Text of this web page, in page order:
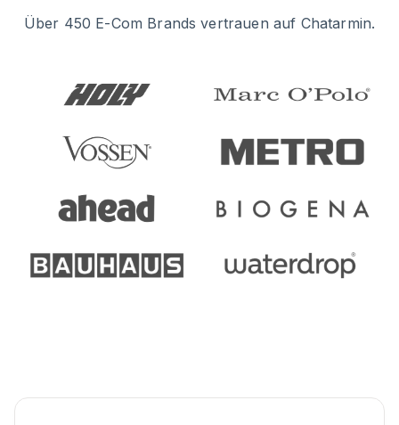
Über 450 E-Com Brands vertrauen auf Chatarmin.